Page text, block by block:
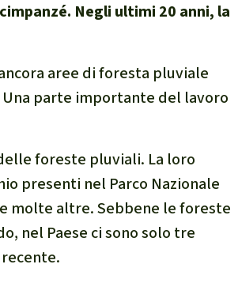
Negli ultimi 20 anni, la
aree di foresta pluviale
parte importante del lavoro
foreste pluviali. La loro
presenti nel Parco Nazionale
molte altre. Sebbene le foreste
nel Paese ci sono solo tre